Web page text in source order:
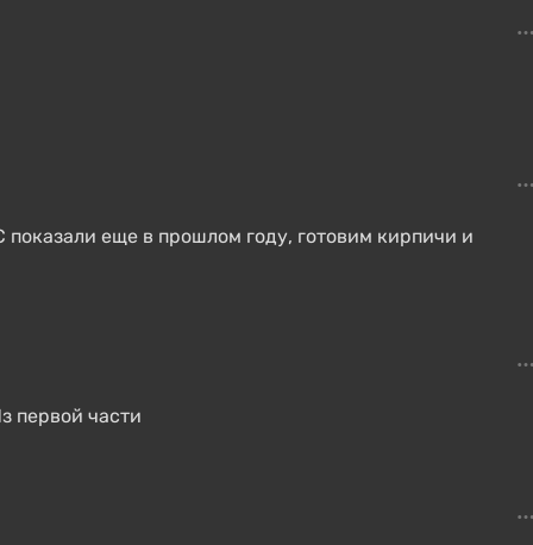
еще в прошлом году, готовим кирпичи и
первой части